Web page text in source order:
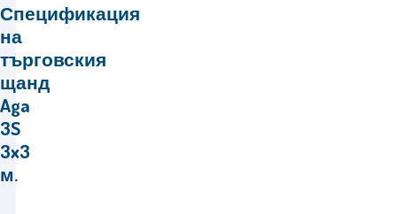
Спецификация
на
търговския
щанд
Aga
3S
3x3
м.